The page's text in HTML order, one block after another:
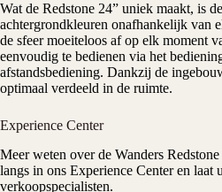
Wat de Redstone 24” uniek maakt, is
achtergrondkleuren onafhankelijk van
de sfeer moeiteloos af op elk moment
eenvoudig te bedienen via het
afstandsbediening. Dankzij de
optimaal verdeeld in de ruimte.
Experience Center
Meer weten over de Wanders
langs in ons Experience Center en laat
verkoopspecialisten.